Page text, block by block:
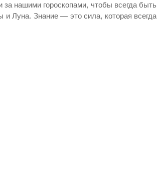
нашими гороскопами, чтобы всегда быть
и Луна. Знание — это сила, которая всегда